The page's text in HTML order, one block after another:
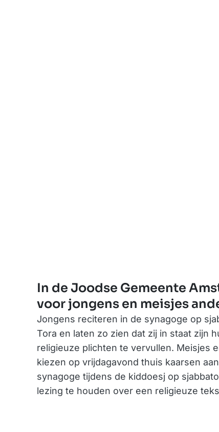
In de Joodse Gemeente
voor jongens en meisjes
Jongens reciteren in de synagoge op
Tora en laten zo zien dat zij in staat zijn
religieuze plichten te vervullen. Meisjes
kiezen op vrijdagavond thuis kaarsen
synagoge tijdens de kiddoesj op
lezing te houden over een religieuze